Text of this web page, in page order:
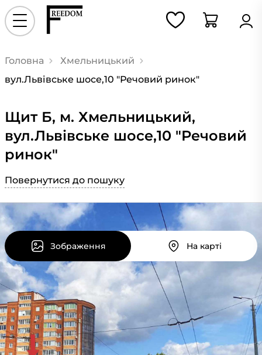
Головна
Хмельницький
вул.Львівське шосе,10 "Речовий ринок"
Щит Б, м. Хмельницький,
вул.Львівське шосе,10 "Речовий
ринок"
Повернутися до пошуку
Зображення На карті